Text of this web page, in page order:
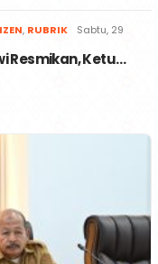
, RUBRIK
Sabtu, 29
Resmikan, Ketu…